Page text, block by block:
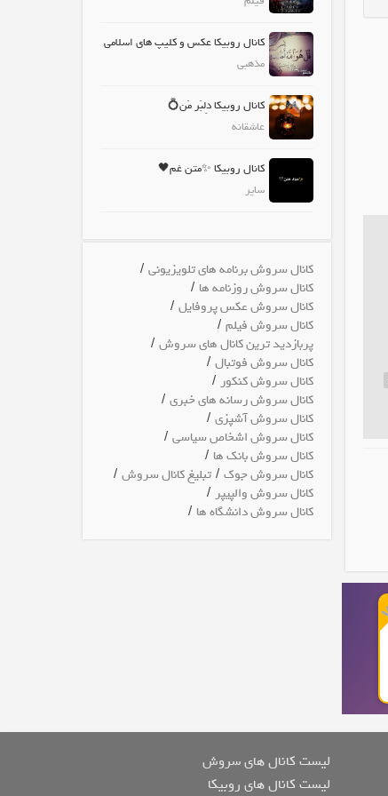
کانال روبیکا عکس و کلیپ های اسلامی
مذهبی
کانال روبیکا دِلبَر مَن💍
عاشقانه
کانال روبیکا ✨متن غم🖤
سایر
کانال سروش برنامه های تلویزیونی/
کانال سروش روزنامه ها /
کانال سروش عکس پروفایل/
کانال سروش فیلم/
پربازدید ترین کانال های سروش/
کانال سروش فوتبال/
کانال سروش کنکور/
کانال سروش رسانه های خبری/
کانال سروش آشپزی/
کانال سروش اشخاص سیاسی/
کانال سروش بانک ها /
کانال سروش جوک/ تبلیغ کانال سروش/
کانال سروش والپیپر/
کانال سروش دانشگاه ها /
لیست کانال های سروش
لیست کانال های روبیکا